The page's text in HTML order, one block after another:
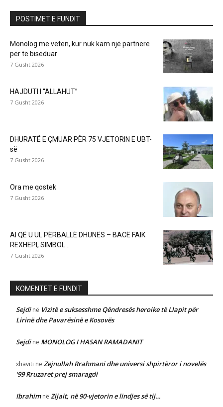
POSTIMET E FUNDIT
Monolog me veten, kur nuk kam një partnere
për të biseduar
7 Gusht 2026
HAJDUTI I “ALLAHUT”
7 Gusht 2026
DHURATË E ÇMUAR PËR 75 VJETORIN E UBT-
së
7 Gusht 2026
Ora me qostek
7 Gusht 2026
AI QË U UL PËRBALLË DHUNËS – BACË FAIK
REXHEPI, SIMBOL...
7 Gusht 2026
KOMENTET E FUNDIT
Sejdinë Vizitë e suksesshme Qëndresës heroike të Llapit për
Lirinë dhe Pavarësinë e Kosovës
Sejdinë MONOLOG I HASAN RAMADANIT
xhaviti në Zejnullah Rrahmani dhe universi shpirtëror i novelës
‘99 Rruzaret prej smaragdi
Ibrahimnë Zijait, në 90-vjetorin e lindjes së tij…